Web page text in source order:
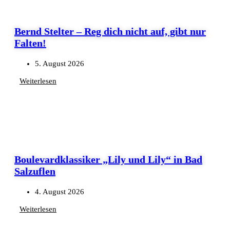
Bernd Stelter – Reg dich nicht auf, gibt nur
Falten!
5. August 2026
Weiterlesen
Boulevardklassiker „Lily und Lily“ in Bad
Salzuflen
4. August 2026
Weiterlesen